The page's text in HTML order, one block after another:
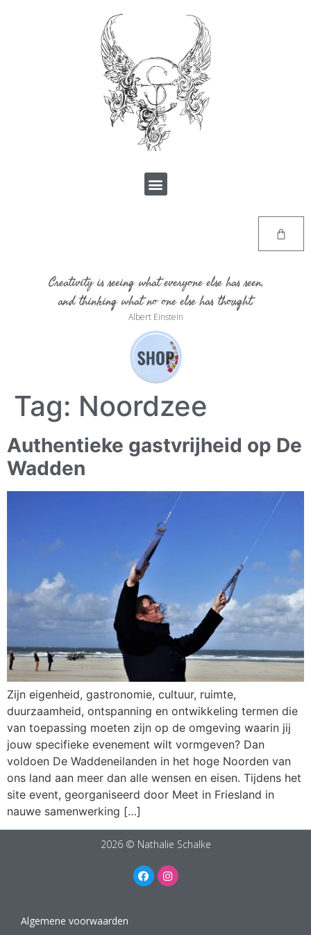
Creativity is seeing what everyone else has seen,
and thinking what no one else has thought.
Albert Einstein
Tag: Noordzee
Authentieke gastvrijheid op De
Wadden
Zijn eigenheid, gastronomie, cultuur, ruimte,
duurzaamheid, ontspanning en ontwikkeling termen die
van toepassing moeten zijn op de omgeving waarin jij
jouw specifieke evenement wilt vormgeven? Dan
voldoen De Waddeneilanden in het hoge Noorden van
ons land aan meer dan alle wensen en eisen. Tijdens het
site event, georganiseerd door Meet in Friesland in
nauwe samenwerking […]
2026 © Nathalie Schalke
Algemene voorwaarden